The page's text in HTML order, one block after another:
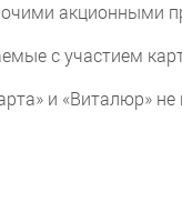
акционными
с участием
и «Виталюр» не